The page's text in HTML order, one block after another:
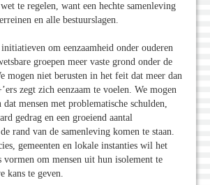
te regelen, want een hechte samenleving
en alle bestuurslagen.
om eenzaamheid onder ouderen
groepen meer vaste grond onder de
mogen niet berusten in het feit dat meer dan
zegt zich eenzaam te voelen. We mogen
dat mensen met problematische schulden,
gedrag en een groeiend aantal
rand van de samenleving komen te staan.
gemeenten en lokale instanties wil het
om mensen uit hun isolement te
kans te geven.